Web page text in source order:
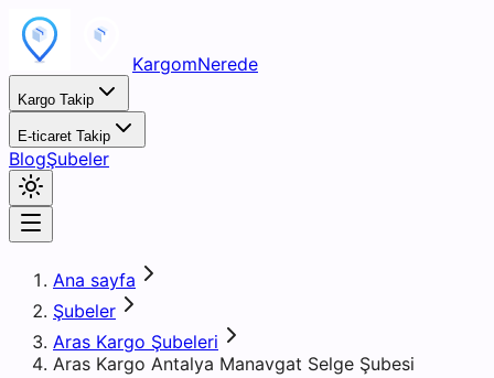
KargomNerede
Kargo Takip
E-ticaret Takip
BlogŞubeler
Ana sayfa
Şubeler
Aras Kargo Şubeleri
Aras Kargo Antalya Manavgat Selge Şubesi